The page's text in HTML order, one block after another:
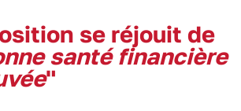
se réjouit de
santé financière
"